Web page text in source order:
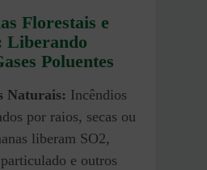
Florestais e
Liberando
Poluentes
Naturais: Incêndios
por raios, secas ou
liberam SO2,
e outros